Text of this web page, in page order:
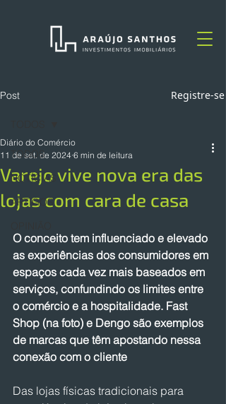
Post Registre-se
TODOS
NOTÍCIAS
ARTIGOS
Varejo vive nova era das
lojas com cara de casa
Diário do Comércio
11 de set. de 2024 6 min de leitura
O conceito tem influenciado e elevado
as experiências dos consumidores em
espaços cada vez mais baseados em
serviços, confundindo os limites entre
o comércio e a hospitalidade. Fast
Shop (na foto) e Dengo são exemplos
de marcas que têm apostando nessa
conexão com o cliente
Das lojas físicas tradicionais para